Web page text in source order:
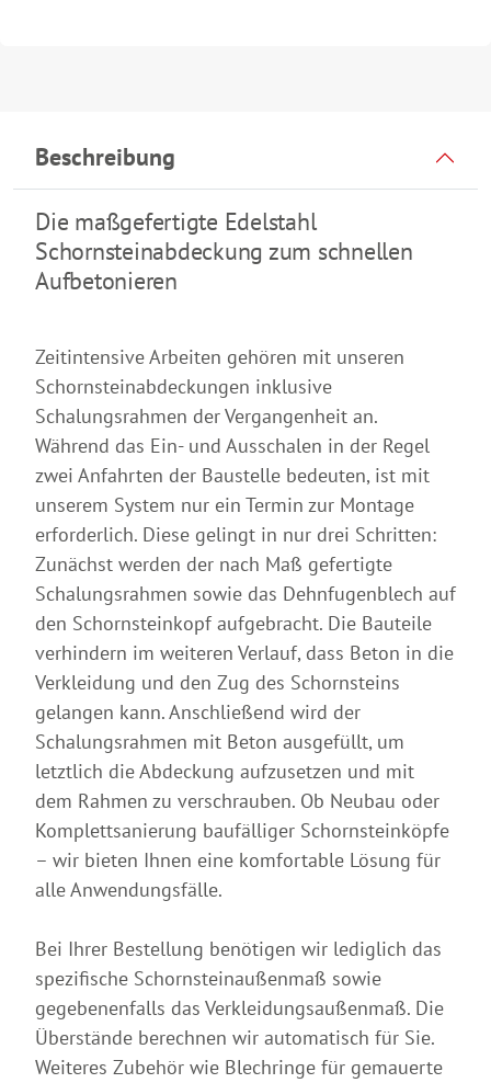
Beschreibung
Die maßgefertigte Edelstahl
Schornsteinabdeckung zum schnellen
Aufbetonieren
Zeitintensive Arbeiten gehören mit unseren
Schornsteinabdeckungen inklusive
Schalungsrahmen der Vergangenheit an.
Während das Ein- und Ausschalen in der Regel
zwei Anfahrten der Baustelle bedeuten, ist mit
unserem System nur ein Termin zur Montage
erforderlich. Diese gelingt in nur drei Schritten:
Zunächst werden der nach Maß gefertigte
Schalungsrahmen sowie das Dehnfugenblech auf
den Schornsteinkopf aufgebracht. Die Bauteile
verhindern im weiteren Verlauf, dass Beton in die
Verkleidung und den Zug des Schornsteins
gelangen kann. Anschließend wird der
Schalungsrahmen mit Beton ausgefüllt, um
letztlich die Abdeckung aufzusetzen und mit
dem Rahmen zu verschrauben. Ob Neubau oder
Komplettsanierung baufälliger Schornsteinköpfe
– wir bieten Ihnen eine komfortable Lösung für
alle Anwendungsfälle.
Bei Ihrer Bestellung benötigen wir lediglich das
spezifische Schornsteinaußenmaß sowie
gegebenenfalls das Verkleidungsaußenmaß. Die
Überstände berechnen wir automatisch für Sie.
Weiteres Zubehör wie Blechringe für gemauerte